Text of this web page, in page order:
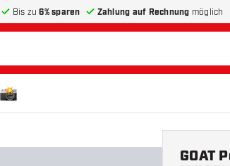
Bis zu6% sparen Zahlung auf Rechnung möglich
GOAT